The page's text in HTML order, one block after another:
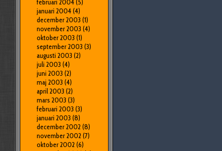
februari 2004(5)
januari 2004(4)
december 2003 (1)
november 2003 (4)
oktober 2003 (1)
september 2003 (3)
augusti 2003 (2)
juli 2003 (4)
juni 2003 (2)
maj 2003 (4)
april 2003 (2)
mars 2003 (3)
februari 2003 (3)
januari 2003 (8)
december 2002 (8)
november 2002 (7)
oktober 2002 (6)